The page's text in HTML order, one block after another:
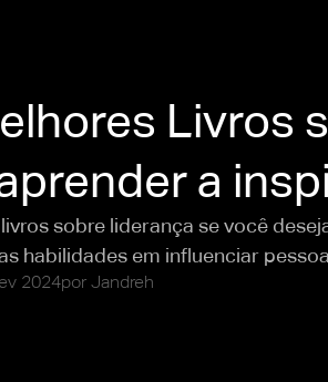
Livros
a
sobre liderança se você
habilidades em influenciar
2024por Jandreh